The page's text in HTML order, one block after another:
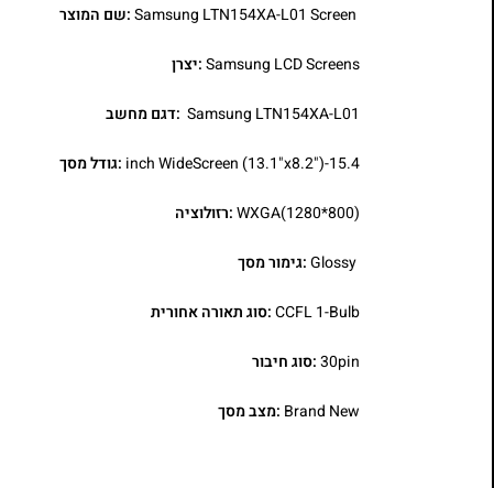
:שם המוצר
Samsung LCD Screens:יצרן
Samsung LTN154XA-L01 :דגם מחשב
15.4-inch WideScreen (13.1"x8.2") :גודל מסך
WXGA(1280*800):רזולוציה
Glossy:גימור מסך
CCFL 1-Bulb:סוג תאורה אחורית
30pin:סוג חיבור
Brand New :מצב מסך